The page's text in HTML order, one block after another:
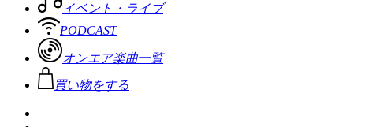
イベント・ライブ
PODCAST
オンエア楽曲一覧
買い物をする